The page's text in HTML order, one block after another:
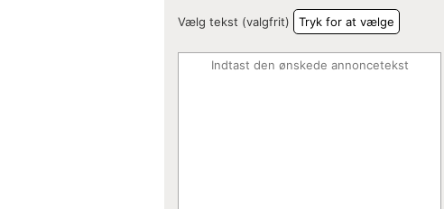
Vælg tekst (valgfrit) Tryk for at vælge